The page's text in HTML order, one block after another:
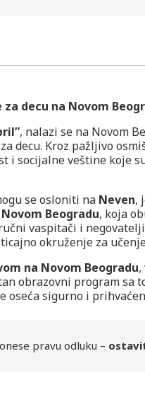
decu na Novom
, nalazi se na Novom
decu. Kroz pažljivo
i socijalne veštine koje
se osloniti na Neven,
Beogradu, koja
vaspitači i
okruženje za
na Novom Beogradu
obrazovni program sa
oseća sigurno i
pravu odluku –